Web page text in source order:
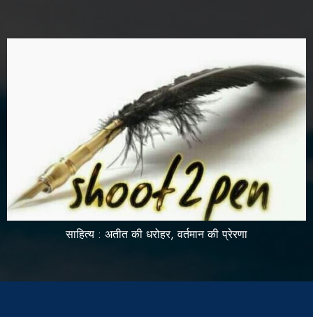
साहित्य : अतीत की धरोहर, वर्तमान की प्रेरणा